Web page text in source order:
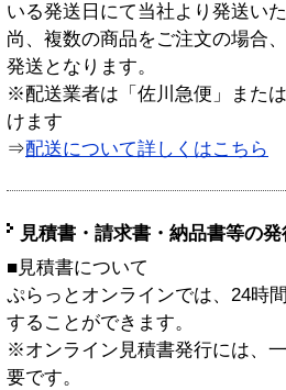
いる発送日にて当社より発送い
尚、複数の商品をご注文の場合
発送となります。
※配送業者は「佐川急便」また
けます
⇒配送について詳しくはこちら
見積書・請求書・納品書等の
■見積書について
ぷらっとオンラインでは、24時
することができます。
※オンライン見積書発行には、
要です。